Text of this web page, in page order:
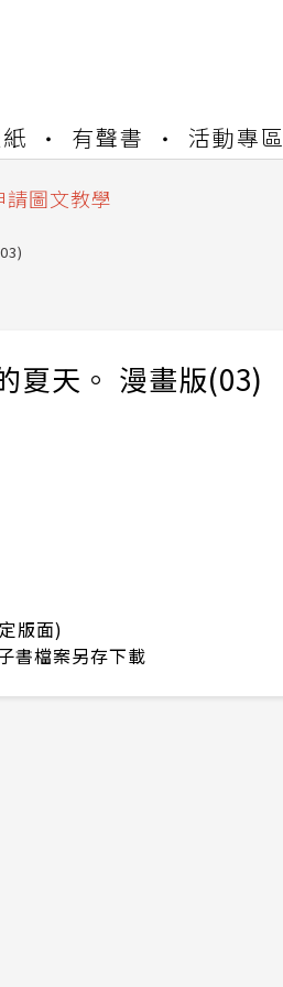
有聲書 活動專區
請圖文教學
夏天。 漫畫版(03)
版面)
書檔案另存下載